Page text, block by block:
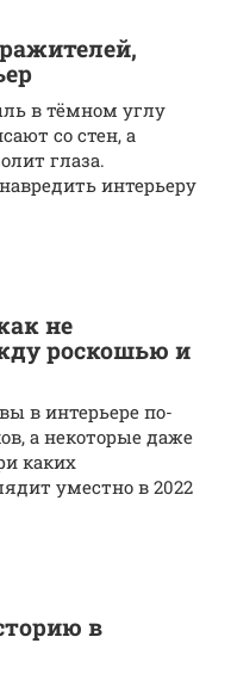
в тёмном углу
со стен, а
глаза.
интерьеру
не
роскошью и
в интерьере по-
а некоторые даже
каких
уместно в 2022
в